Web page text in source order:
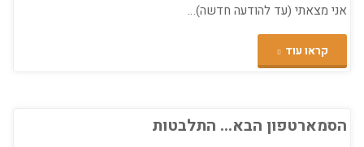
חודשי
אני מצאתי (עד להודעה חדשה)…
קראו עוד
LG
הסמארטפון הבא… התלבטות